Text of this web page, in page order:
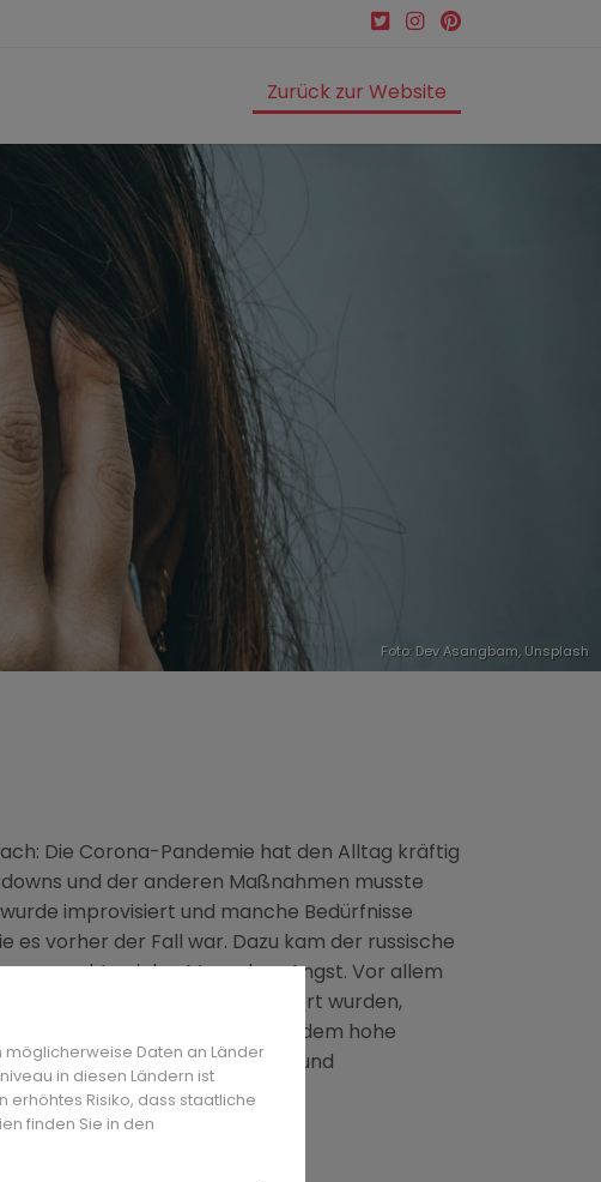
Zurück zur Website
Foto:Dev Asangbam, Unsplash
Die Corona-Pandemie hat den Alltag kräftig
und der anderen Maßnahmen musste
improvisiert und manche Bedürfnisse
vorher der Fall war. Dazu kam der russische
machte vielen Menschen Angst. Vor allem
mit diesem Thema konfrontiert wurden,
Folge des Krieges sind außerdem hohe
was natürlich auch die Kinder und
Druck sorgt.
Alarmzeichen
Daten an Länder
in diesen Ländern ist
erhöhtes Risiko, dass staatliche
finden Sie in den